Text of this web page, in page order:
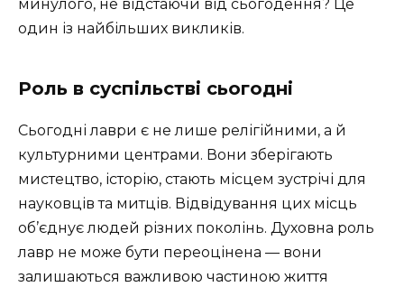
минулого, не відстаючи від сьогодення? Це
один із найбільших викликів.
Роль в суспільстві сьогодні
Сьогодні лаври є не лише релігійними, а й
культурними центрами. Вони зберігають
мистецтво, історію, стають місцем зустрічі для
науковців та митців. Відвідування цих місць
об’єднує людей різних поколінь. Духовна роль
лавр не може бути переоцінена — вони
залишаються важливою частиною життя